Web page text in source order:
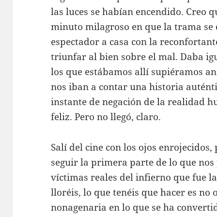
las luces se habían encendido. Creo
minuto milagroso en que la trama
espectador a casa con la
triunfar al bien sobre el mal. Daba
los que estábamos allí supiéramos
nos iban a contar una historia
instante de negación de la realidad
feliz. Pero no llegó, claro.
Salí del cine con los ojos
seguir la primera parte de lo que
víctimas reales del infierno que fue
lloréis, lo que tenéis que hacer es no
nonagenaria en lo que se ha